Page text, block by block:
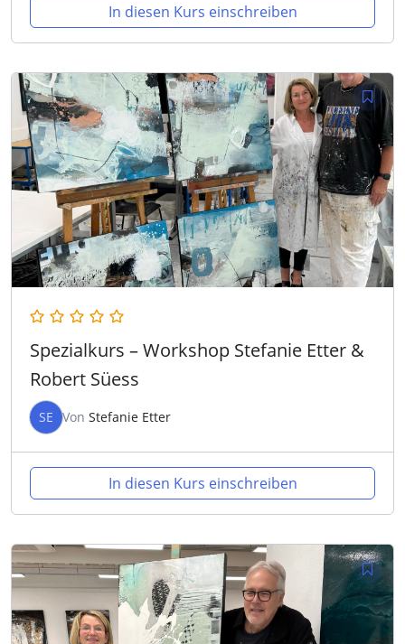
In diesen Kurs einschreiben
Spezialkurs – Workshop Stefanie Etter &
Robert Süess
SE Von Stefanie Etter
In diesen Kurs einschreiben